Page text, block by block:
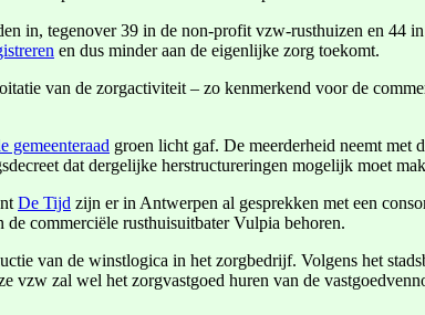
in, tegenover 39 in de non-profit vzw-rusthuizen en 44
en dus minder aan de eigenlijke zorg toekomt.
van de zorgactiviteit – zo kenmerkend voor de
gemeenteraad groen licht gaf. De meerderheid neemt met
dat dergelijke herstructureringen mogelijk moet
De Tijd zijn er in Antwerpen al gesprekken met een
commerciële rusthuisuitbater Vulpia behoren.
van de winstlogica in het zorgbedrijf. Volgens het
vzw zal wel het zorgvastgoed huren van de